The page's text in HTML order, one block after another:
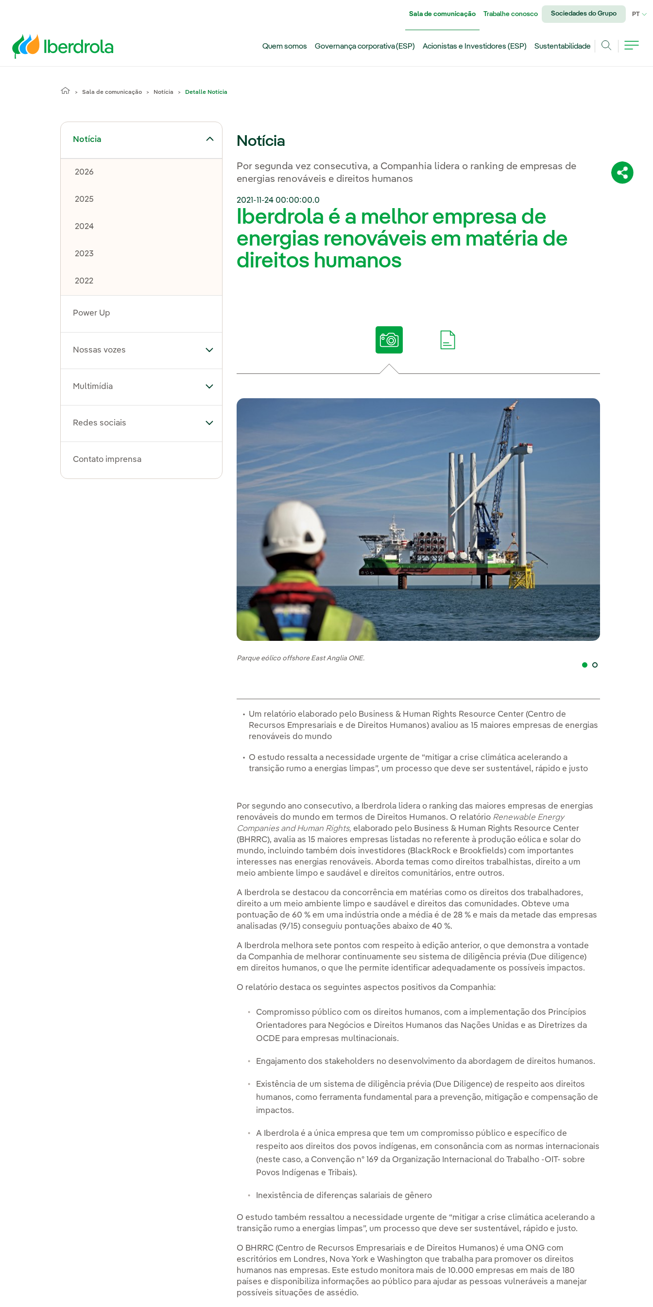
Sala de comunicação Trabalhe conosco Sociedades do Grupo PT
Quem somos Governança corporativa (ESP) Acionistas e Investidores (ESP)
Sustentabilidade
Sala de comunicação Notícia Detalle Notícia
Notícia
Alternar submenu de Notícia
2026
2025
2024
2023
2022
Power Up
Nossas vozes Alternar submenu de Nossas vozes
Multimídia Alternar submenu de Multimídia
Redes sociais Alternar submenu de Redes sociais
Contato imprensa
Notícia
Por segunda vez consecutiva, a Companhia lidera o ranking de empresas de
energias renováveis e direitos humanos
2021-11-24 00:00:00.0
Iberdrola é a melhor empresa de
energias renováveis em matéria de
direitos humanos
Parque eólico offshore East Anglia ONE.
Um relatório elaborado pelo Business & Human Rights Resource Center (Centro de
Recursos Empresariais e de Direitos Humanos) avaliou as 15 maiores empresas de energias
renováveis do mundo
O estudo ressalta a necessidade urgente de “mitigar a crise climática acelerando a
transição rumo a energias limpas”, um processo que deve ser sustentável, rápido e justo
Por segundo ano consecutivo, a Iberdrola lidera o ranking das maiores empresas de energias
renováveis do mundo em termos de Direitos Humanos. O relatório Renewable Energy
Companies and Human Rights, elaborado pelo Business & Human Rights Resource Center
(BHRRC), avalia as 15 maiores empresas listadas no referente à produção eólica e solar do
mundo, incluindo também dois investidores (BlackRock e Brookfields) com importantes
interesses nas energias renováveis. Aborda temas como direitos trabalhistas, direito a um
meio ambiente limpo e saudável e direitos comunitários, entre outros.
A Iberdrola se destacou da concorrência em matérias como os direitos dos trabalhadores,
direito a um meio ambiente limpo e saudável e direitos das comunidades. Obteve uma
pontuação de 60 % em uma indústria onde a média é de 28 % e mais da metade das empresas
analisadas (9/15) conseguiu pontuações abaixo de 40 %.
A Iberdrola melhora sete pontos com respeito à edição anterior, o que demonstra a vontade
da Companhia de melhorar continuamente seu sistema de diligência prévia (Due diligence)
em direitos humanos, o que lhe permite identificar adequadamente os possíveis impactos.
O relatório destaca os seguintes aspectos positivos da Companhia:
Compromisso público com os direitos humanos, com a implementação dos Princípios
Orientadores para Negócios e Direitos Humanos das Nações Unidas e as Diretrizes da
OCDE para empresas multinacionais.
Engajamento dos stakeholders no desenvolvimento da abordagem de direitos humanos.
Existência de um sistema de diligência prévia (Due Diligence) de respeito aos direitos
humanos, como ferramenta fundamental para a prevenção, mitigação e compensação de
impactos.
A Iberdrola é a única empresa que tem um compromisso público e específico de
respeito aos direitos dos povos indígenas, em consonância com as normas internacionais
(neste caso, a Convenção nº 169 da Organização Internacional do Trabalho -OIT- sobre
Povos Indígenas e Tribais).
Inexistência de diferenças salariais de gênero
O estudo também ressaltou a necessidade urgente de “mitigar a crise climática acelerando a
transição rumo a energias limpas”, um processo que deve ser sustentável, rápido e justo.
O BHRRC (Centro de Recursos Empresariais e de Direitos Humanos) é uma ONG com
escritórios em Londres, Nova York e Washington que trabalha para promover os direitos
humanos nas empresas. Este estudo monitora mais de 10.000 empresas em mais de 180
países e disponibiliza informações ao público para ajudar as pessoas vulneráveis a manejar
possíveis situações de assédio.